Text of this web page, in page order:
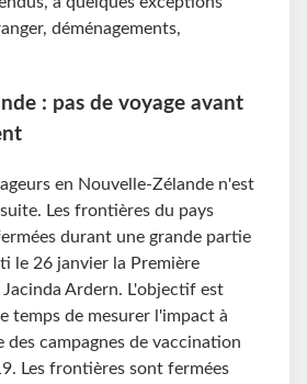
déménagements,
: pas de voyage avant
en Nouvelle-Zélande n'est
Les frontières du pays
durant une grande partie
le 26 janvier la Première
Ardern. L'objectif est
temps de mesurer l'impact à
des campagnes de vaccination
Les frontières sont fermées